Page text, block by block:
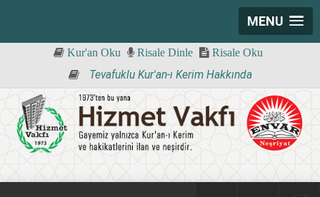
MENU
Kur'an Oku Risale Dinle Risale Oku
Tevafuklu Kur'an-ı Kerim Hakkında